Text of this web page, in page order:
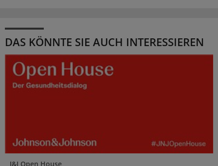
DAS KÖNNTE SIE AUCH INTERESSIEREN
J&J Open House